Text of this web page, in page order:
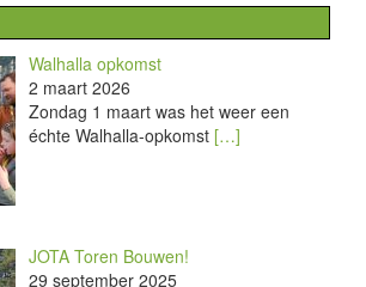
Walhalla opkomst
2 maart 2026
Zondag 1 maart was het weer een
échte Walhalla-opkomst […]
JOTA Toren Bouwen!
29 september 2025